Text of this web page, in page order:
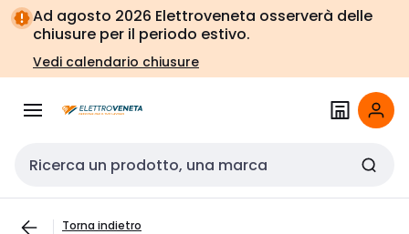
Vai alla
navigazione
Vai
alla
pagina
Ad agosto 2026 Elettroveneta osserverà delle
chiusure per il periodo estivo.
Vedi calendario chiusure
Cerca input
Torna indietro